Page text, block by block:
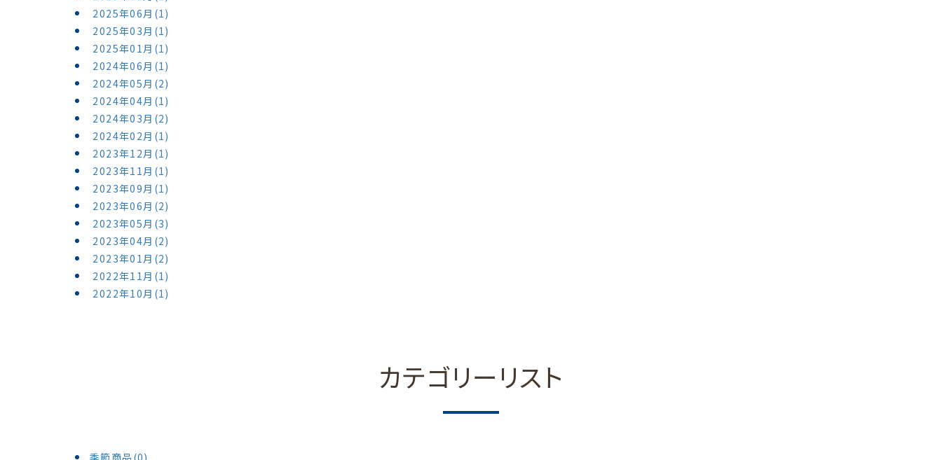
2025年06月(1)
2025年03月(1)
2025年01月(1)
2024年06月(1)
2024年05月(2)
2024年04月(1)
2024年03月(2)
2024年02月(1)
2023年12月(1)
2023年11月(1)
2023年09月(1)
2023年06月(2)
2023年05月(3)
2023年04月(2)
2023年01月(2)
2022年11月(1)
2022年10月(1)
カテゴリーリスト
季節商品(0)